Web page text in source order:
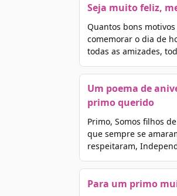
Seja muito feliz,
Quantos bons
comemorar o dia de
todas as amizades,
Um poema de
primo querido
Primo, Somos filhos
que sempre se
respeitaram,
Para um primo